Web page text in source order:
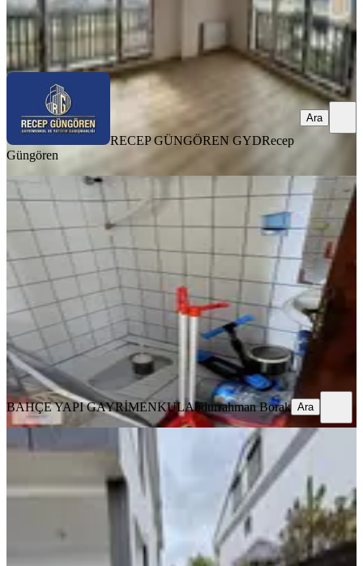
RECEP GÜNGÖREN GYD Recep Güngören
RECEP GÜNGÖREN GYDRecep
Güngören
Ara
MANZARALI
Gümüşyakada Da Satılık 5+1 Villa
Denize 100 Metre Mesafede
Silivri, Gümüşyaka Mahallesi
180 m²·1. Kat·09.04.2026
5.950.000 ₺
BAHÇE YAPI GAYRİMENKUL Abdurrahman Borak
Ara
BAHÇE YAPI GAYRİMENKULAbdurrahman Borak Ara
SIFIR BİNA
Denize Yürüme 15dk Mühteşem Deniz
Manzaralı Mustakil Villa
Silivri, Çanta Balaban Mahallesi
400 m² 3. Kat · 20.01.2026
16.500.000 ₺